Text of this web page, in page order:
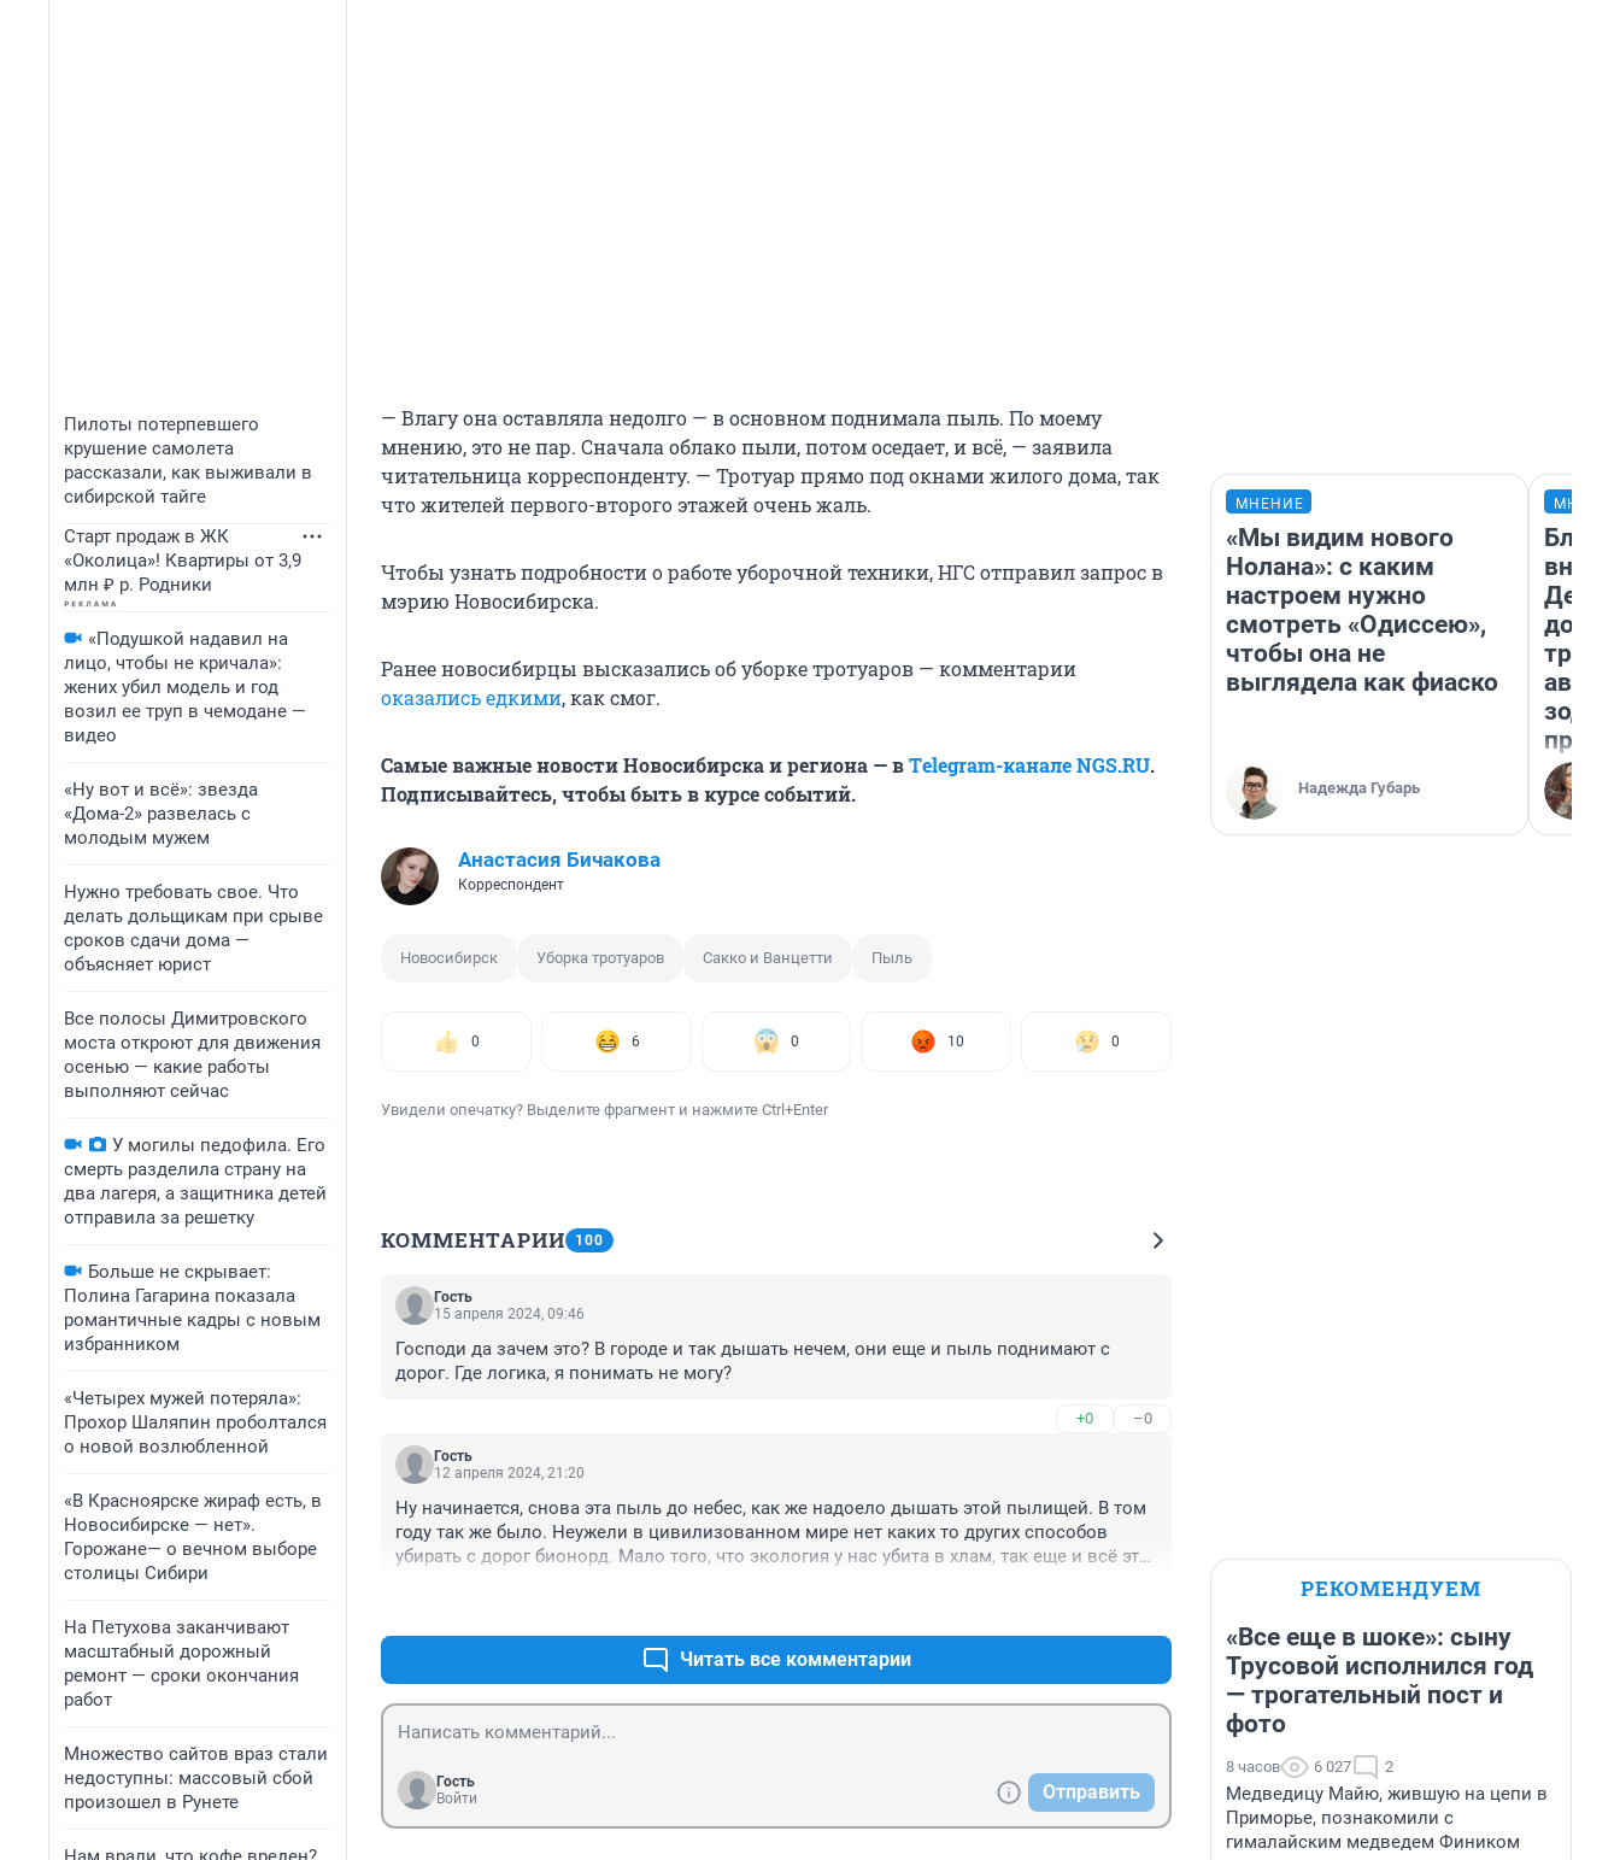
Пилоты потерпевшего
крушение самолета
рассказали, как выживали в
сибирской тайге
Старт продаж в ЖК
«Околица»! Квартиры от 3,9
млн ₽ р. Родники
«Подушкой надавил на
лицо, чтобы не кричала»:
жених убил модель и год
возил ее труп в чемодане —
видео
«Ну вот и всё»: звезда
«Дома-2» развелась с
молодым мужем
Нужно требовать свое. Что
делать дольщикам при срыве
сроков сдачи дома —
объясняет юрист
Все полосы Димитровского
моста откроют для движения
осенью — какие работы
выполняют сейчас
У могилы педофила. Его
смерть разделила страну на
два лагеря, а защитника детей
отправила за решетку
Больше не скрывает:
Полина Гагарина показала
романтичные кадры с новым
избранником
«Четырех мужей потеряла»:
Прохор Шаляпин проболтался
о новой возлюбленной
«В Красноярске жираф есть, в
Новосибирске — нет».
Горожане— о вечном выборе
столицы Сибири
На Петухова заканчивают
масштабный дорожный
ремонт — сроки окончания
работ
Множество сайтов враз стали
недоступны: массовый сбой
произошел в Рунете
— Влагу она оставляла недолго — в основном поднимала пыль. По моему
мнению, это не пар. Сначала облако пыли, потом оседает, и всё, — заявила
читательница корреспонденту. — Тротуар прямо под окнами жилого дома, так
что жителей первого-второго этажей очень жаль.
Чтобы узнать подробности о работе уборочной техники, НГС отправил запрос в
мэрию Новосибирска.
Ранее новосибирцы высказались об уборке тротуаров — комментарии
оказались едкими, как смог.
Самые важные новости Новосибирска и региона — вТelegram-канале NGS.RU.
Подписывайтесь, чтобы быть в курсе событий.
Анастасия Бичакова
Корреспондент
Новосибирск Уборка тротуаров Сакко и Ванцетти Пыль
0 6 0 10 0
Увидели опечатку? Выделите фрагмент и нажмите Ctrl+Enter
КОММЕНТАРИИ 100
Гость
15 апреля 2024, 09:46
Господи да зачем это? В городе и так дышать нечем, они еще и пыль поднимают с
дорог. Где логика, я понимать не могу?
+0 –0
Гость
12 апреля 2024, 21:20
Ну начинается, снова эта пыль до небес, как же надоело дышать этой пылищей. В том
году так же было. Неужели в цивилизованном мире нет каких то других способов
убирать с дорог бионорд. Мало того, что экология у нас убита в хлам, так еще и всё это
Читать все комментарии
Гость
Войти
Отправить
МНЕНИЕ
«Мы видим нового
Нолана»: с каким
настроем нужно
смотреть «Одиссею»,
чтобы она не
выглядела как фиаско
Надежда Губарь
РЕКОМЕНДУЕМ
«Все еще в шоке»: сыну
Трусовой исполнился год
— трогательный пост и
фото
8 часов 6 027 2
Медведицу Майю, жившую на цепи в
Приморье, познакомили с
гималайским медведем Фиником